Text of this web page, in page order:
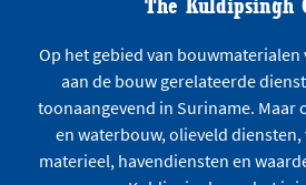
Op het gebied van bouwmaterialen
aan de bouw gerelateerde
toonaangevend in Suriname. Maar
en waterbouw, olieveld
materieel, havendiensten en